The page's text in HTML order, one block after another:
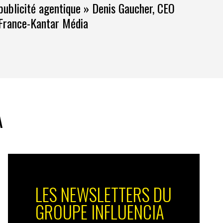
agentique » Denis Gaucher, CEO
Kantar Média
LES NEWSLETTERS DU
GROUPE INFLUENCIA